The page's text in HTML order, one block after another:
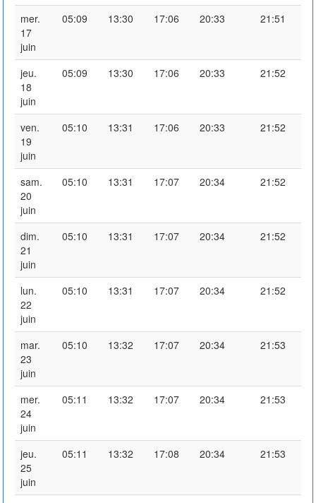
mer.
17
juin
05:09 13:30 17:06 20:33 21:51
jeu.
18
juin
05:09 13:30 17:06 20:33 21:52
ven.
19
juin
05:10 13:31 17:06 20:33 21:52
sam.
20
juin
05:10 13:31 17:07 20:34 21:52
dim.
21
juin
05:10 13:31 17:07 20:34 21:52
lun.
22
juin
05:10 13:31 17:07 20:34 21:52
mar.
23
juin
05:10 13:32 17:07 20:34 21:53
mer.
24
juin
05:11 13:32 17:07 20:34 21:53
jeu.
25
juin
05:11 13:32 17:08 20:34 21:53